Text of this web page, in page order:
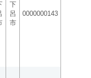
下
呂
市
0000000143